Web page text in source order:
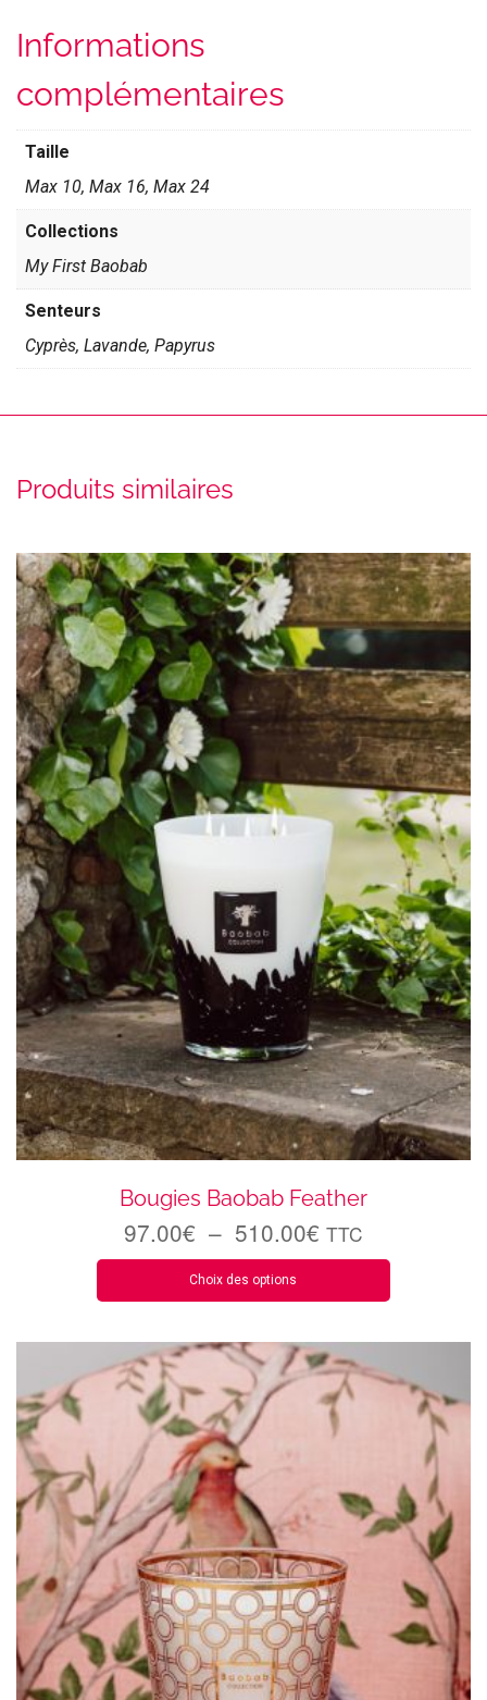
Informations
complémentaires
Taille
Max 10, Max 16, Max 24
Collections
My First Baobab
Senteurs
Cyprès, Lavande, Papyrus
Produits similaires
Bougies Baobab Feather
97.00€ – 510.00€ TTC
Choix des options